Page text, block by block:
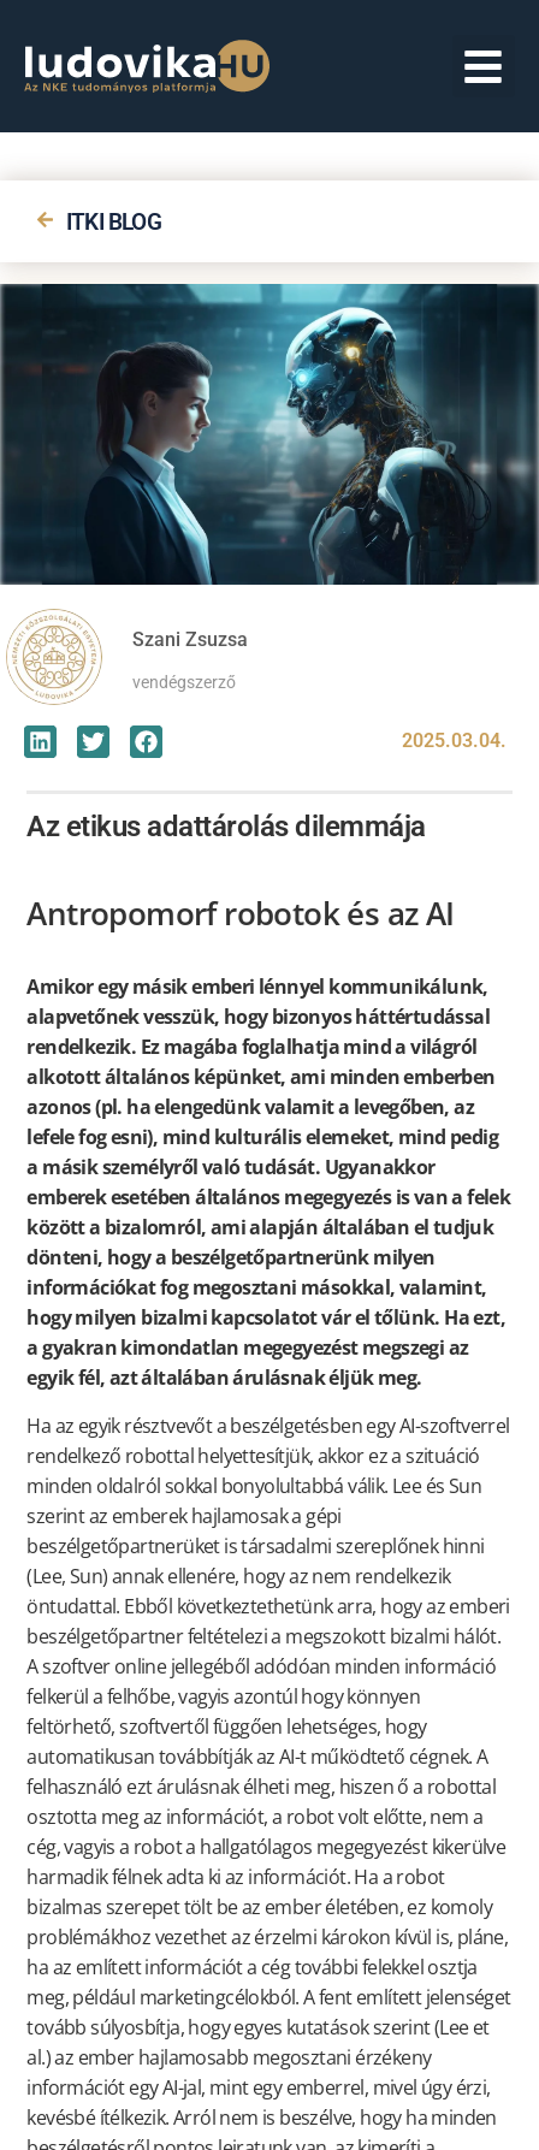
ITKI BLOG
Szani Zsuzsa
vendégszerző
2025.03.04.
Az etikus adattárolás dilemmája
Antropomorf robotok és az AI
Amikor egy másik emberi lénnyel kommunikálunk,
alapvetőnek vesszük, hogy bizonyos háttértudással
rendelkezik. Ez magába foglalhatja mind a világról
alkotott általános képünket, ami minden emberben
azonos (pl. ha elengedünk valamit a levegőben, az
lefele fog esni), mind kulturális elemeket, mind pedig
a másik személyről való tudását. Ugyanakkor
emberek esetében általános megegyezés is van a felek
között a bizalomról, ami alapján általában el tudjuk
dönteni, hogy a beszélgetőpartnerünk milyen
információkat fog megosztani másokkal, valamint,
hogy milyen bizalmi kapcsolatot vár el tőlünk. Ha ezt,
a gyakran kimondatlan megegyezést megszegi az
egyik fél, azt általában árulásnak éljük meg.
Ha az egyik résztvevőt a beszélgetésben egy AI-szoftverrel
rendelkező robottal helyettesítjük, akkor ez a szituáció
minden oldalról sokkal bonyolultabbá válik. Lee és Sun
szerint az emberek hajlamosak a gépi
beszélgetőpartnerüket is társadalmi szereplőnek hinni
(Lee, Sun) annak ellenére, hogy az nem rendelkezik
öntudattal. Ebből következtethetünk arra, hogy az emberi
beszélgetőpartner feltételezi a megszokott bizalmi hálót.
A szoftver online jellegéből adódóan minden információ
felkerül a felhőbe, vagyis azontúl hogy könnyen
feltörhető, szoftvertől függően lehetséges, hogy
automatikusan továbbítják az AI-t működtető cégnek. A
felhasználó ezt árulásnak élheti meg, hiszen ő a robottal
osztotta meg az információt, a robot volt előtte, nem a
cég, vagyis a robot a hallgatólagos megegyezést kikerülve
harmadik félnek adta ki az információt. Ha a robot
bizalmas szerepet tölt be az ember életében, ez komoly
problémákhoz vezethet az érzelmi károkon kívül is, pláne,
ha az említett információt a cég további felekkel osztja
meg, például marketingcélokból. A fent említett jelenséget
tovább súlyosbítja, hogy egyes kutatások szerint (Lee et
al.) az ember hajlamosabb megosztani érzékeny
információt egy AI-jal, mint egy emberrel, mivel úgy érzi,
kevésbé ítélkezik. Arról nem is beszélve, hogy ha minden